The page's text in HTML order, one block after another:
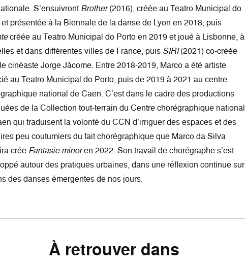
S’ensuivront Brother(2016), créée au Teatro Municipal do
présentée à la Biennale de la danse de Lyon en 2018, puis
créée au Teatro Municipal do Porto en 2019 et joué à Lisbonne, à
et dans différentes villes de France, puis SIRI(2021) co-créée
cinéaste Jorge Jácome. Entre 2018-2019, Marco a été artiste
au Teatro Municipal do Porto, puis de 2019 à 2021 au centre
national de Caen. C’est dans le cadre des productions
de la Collection tout-terrain du Centre chorégraphique national
qui traduisent la volonté du CCN d’irriguer des espaces et des
peu coutumiers du fait chorégraphique que Marco da Silva
crée Fantasie minoren 2022. Son travail de chorégraphe s’est
autour des pratiques urbaines, dans une réflexion continue sur
des danses émergentes de nos jours.
À retrouver dans